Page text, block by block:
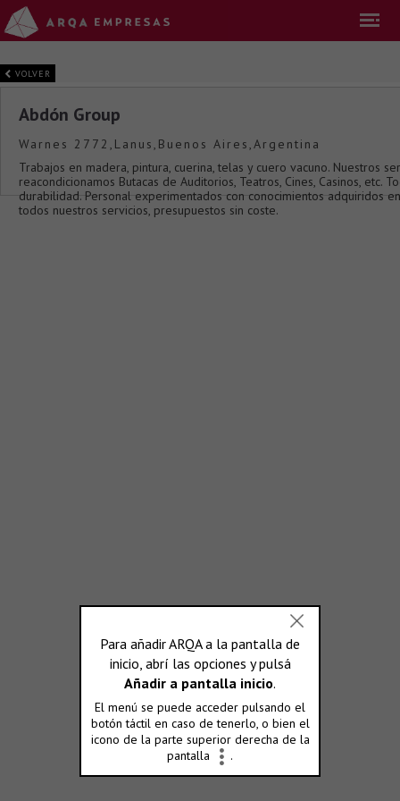
VOLVER
Abdón Group
Warnes 2772,Lanus,Buenos Aires,Argentina
Trabajos en madera, pintura, cuerina, telas y cuero vacuno. Nuestros
reacondicionamos Butacas de Auditorios, Teatros, Cines, Casinos,
durabilidad. Personal experimentados con conocimientos adquiridos
todos nuestros servicios, presupuestos sin coste.